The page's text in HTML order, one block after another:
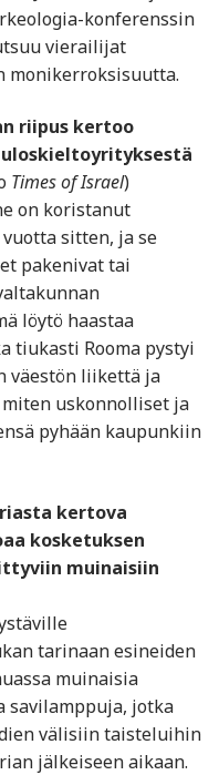
konferenssin
vierailijat
monikerroksisuutta.
riipus kertoo
Times of Israel)
on koristanut
sitten, ja se
pakenivat tai
löytö haastaa
tiukasti Rooma pystyi
väestön liikettä ja
uskonnolliset ja
pyhään kaupunkiin
kertova
kosketuksen
muinaisiin
tarinaan esineiden
muinaisia
savilamppuja, jotka
välisiin taisteluihin
jälkeiseen aikaan.